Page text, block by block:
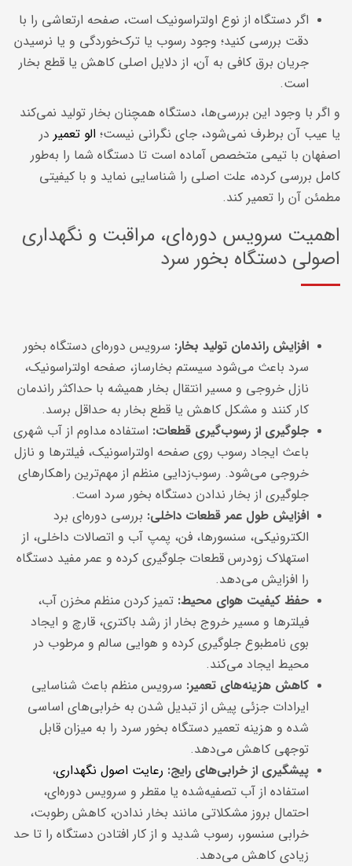
اگر دستگاه از نوع اولتراسونیک است، صفحه ارتعاشی را با
دقت بررسی کنید؛ وجود رسوب یا ترک‌خوردگی و یا نرسیدن
جریان برق کافی به آن، از دلایل اصلی کاهش یا قطع بخار
است.
و اگر با وجود این بررسی‌ها، دستگاه همچنان بخار تولید نمی‌کند
یا عیب آن برطرف نمی‌شود، جای نگرانی نیست؛ الو تعمیر در
اصفهان با تیمی متخصص آماده است تا دستگاه شما را به‌طور
کامل بررسی کرده، علت اصلی را شناسایی نماید و با کیفیتی
مطمئن آن را تعمیر کند.
اهمیت سرویس دوره‌ای، مراقبت و نگهداری
اصولی دستگاه بخور سرد
افزایش راندمان تولید بخار: سرویس دوره‌ای دستگاه بخور
سرد باعث می‌شود سیستم بخارساز، صفحه اولتراسونیک،
نازل خروجی و مسیر انتقال بخار همیشه با حداکثر راندمان
کار کنند و مشکل کاهش یا قطع بخار به حداقل برسد.
جلوگیری از رسوب‌گیری قطعات: استفاده مداوم از آب شهری
باعث ایجاد رسوب روی صفحه اولتراسونیک، فیلترها و نازل
خروجی می‌شود. رسوب‌زدایی منظم از مهم‌ترین راهکارهای
جلوگیری از بخار ندادن دستگاه بخور سرد است.
افزایش طول عمر قطعات داخلی: بررسی دوره‌ای برد
الکترونیکی، سنسورها، فن، پمپ آب و اتصالات داخلی، از
استهلاک زودرس قطعات جلوگیری کرده و عمر مفید دستگاه
را افزایش می‌دهد.
حفظ کیفیت هوای محیط: تمیز کردن منظم مخزن آب،
فیلترها و مسیر خروج بخار از رشد باکتری، قارچ و ایجاد
بوی نامطبوع جلوگیری کرده و هوایی سالم و مرطوب در
محیط ایجاد می‌کند.
کاهش هزینه‌های تعمیر: سرویس منظم باعث شناسایی
ایرادات جزئی پیش از تبدیل شدن به خرابی‌های اساسی
شده و هزینه تعمیر دستگاه بخور سرد را به میزان قابل
توجهی کاهش می‌دهد.
پیشگیری از خرابی‌های رایج: رعایت اصول نگهداری،
استفاده از آب تصفیه‌شده یا مقطر و سرویس دوره‌ای،
احتمال بروز مشکلاتی مانند بخار ندادن، کاهش رطوبت،
خرابی سنسور، رسوب شدید و از کار افتادن دستگاه را تا حد
زیادی کاهش می‌دهد.